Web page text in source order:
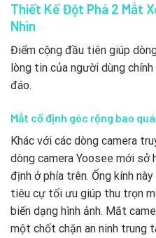
Thiết Kế Đột Phá 2 Mắt
Nhìn
Điểm cộng đầu tiên giúp
lòng tin của người dùng
đáo.
Mắt cố định góc rộng bao
Khác với các dòng camera
dòng camera Yoosee mới sở
định ở phía trên. Ống kính
tiêu cự tối ưu giúp thu trọn
biến dạng hình ảnh. Mắt
một chốt chặn an ninh trung